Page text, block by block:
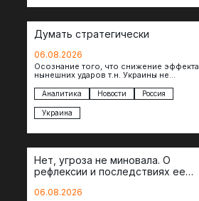
Думать стратегически
06.08.2026
Осознание того, что снижение эффекта
нынешних ударов т.н. Украины не
возможностей — повод задаться
вопросом: что делать…
Аналитика Новости Россия
Украина
Нет, угроза не миновала. О
рефлексии и последствиях ее
06.08.2026